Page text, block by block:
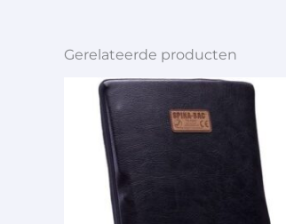
Gerelateerde producten